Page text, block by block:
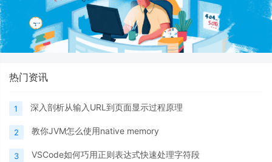
热门资讯
1 深入剖析从输入URL到页面显示过程原理
2 教你JVM怎么使用native memory
3 VSCode如何巧用正则表达式快速处理字符段